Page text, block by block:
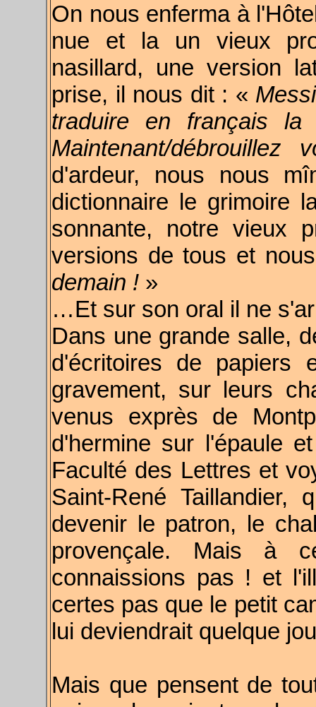
On nous enferma à
nue et la un vieux
nasillard, une version
prise, il nous dit : «
traduire en français
Maintenant/débrouillez
d'ardeur, nous nous
dictionnaire le grimoire
sonnante, notre vieux
versions de tous et
demain ! »
…Et sur son oral il ne
Dans une grande salle,
d'écritoires de
gravement, sur leurs
venus exprès de
d'hermine sur l'épaule
Faculté des Lettres et
Saint-René Taillandier,
devenir le patron, le
provençale. Mais à
connaissions pas ! et
certes pas que le petit
lui deviendrait quelque
Mais que pensent de